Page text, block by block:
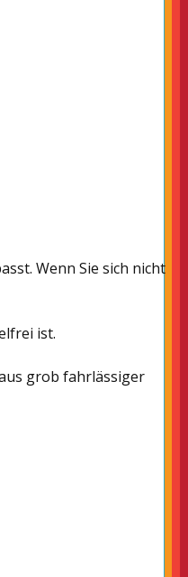
Wenn Sie sich nicht
ist.
grob fahrlässiger